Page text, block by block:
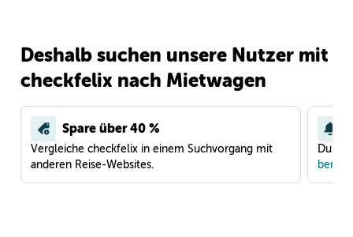
Deshalb suchen unsere Nutzer mit
checkfelix nach Mietwagen
Spare über 40 %
Vergleiche checkfelix in einem Suchvorgang mit
anderen Reise-Websites.
Du